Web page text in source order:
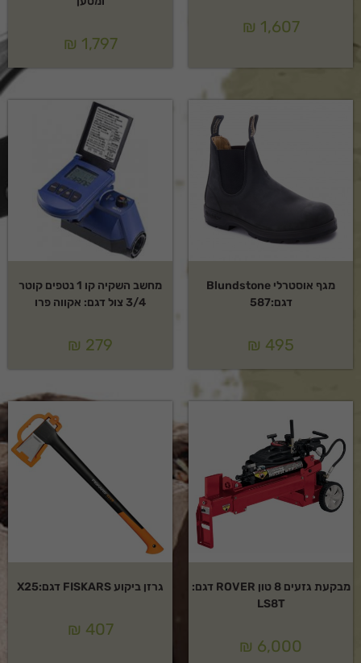
₪ 1,607
₪ 1,797
מגף אוסטרלי Blundstone
דגם:587
₪ 495
מחשב השקיה קו 1 נטפים קוטר
3/4 צול דגם: אקווה פרו
₪ 279
מבקעת גזעים 8 טון ROVER דגם:
LS8T
₪ 6,000
גרזן ביקוע FISKARS דגם:X25
₪ 407